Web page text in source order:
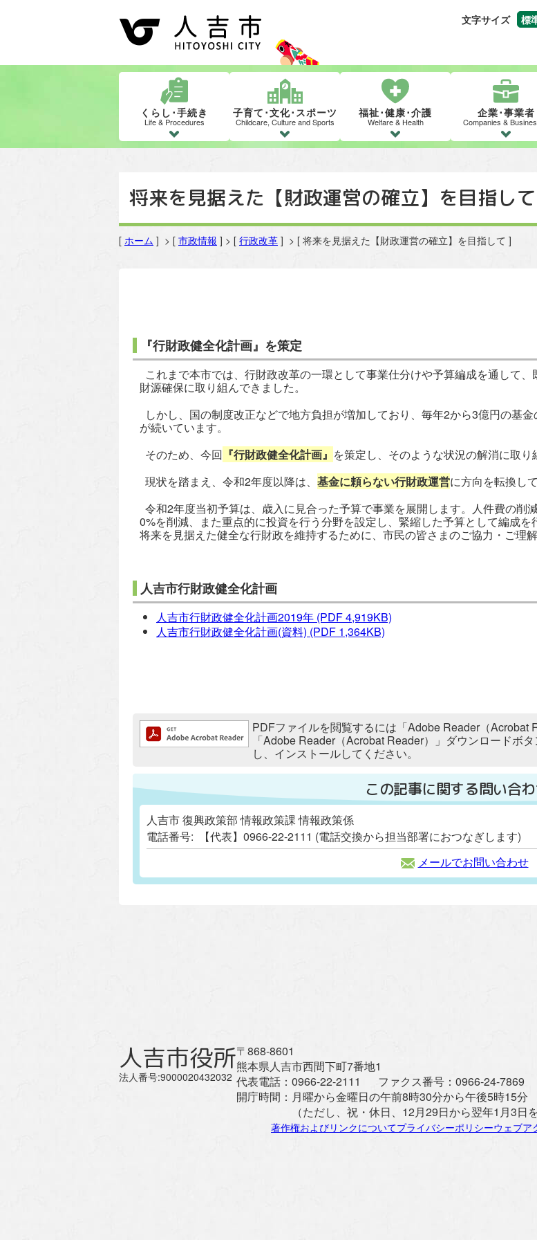
文字サイズ 標
文
くらし･手続き
Life & Procedures
子育て･文化･スポーツ
Childcare, Culture and Sports
福祉･健康･介護
Welfare & Health
企業･事業者
Companies &
将来を見据えた【財政運営の確立】を目指して
[ ホーム ] > [ 市政情報 ] > [ 行政改革 ] > [ 将来を見据えた【財政運営の確立】を目指して ]
『行財政健全化計画』を策定
これまで本市では、行財政改革の一環として事業仕分けや予算編成を通して
財源確保に取り組んできました。
しかし、国の制度改正などで地方負担が増加しており、毎年2から3億円の基
が続いています。
そのため、今回 『行財政健全化計画』 を策定し、そのような状況の解消に取り
現状を踏まえ、令和2年度以降は、 基金に頼らない行財政運営に方向を転換し
令和2年度当初予算は、歳入に見合った予算で事業を展開します。人件費の削
0%を削減、また重点的に投資を行う分野を設定し、緊縮した予算として編成を
将来を見据えた健全な行財政を維持するために、市民の皆さまのご協力・ご理解
人吉市行財政健全化計画
人吉市行財政健全化計画2019年 (PDF 4,919KB)
人吉市行財政健全化計画(資料) (PDF 1,364KB)
追加情報：PDFファイルPDFファイルを閲覧するには「Adobe Reader（
「Adobe Reader（Acrobat Reader）」ダウンロードボ
し、インストールしてください。
この記事に関する問い合
人吉市 復興政策部 情報政策課 情報政策係
電話番号:
【代表】0966-22-2111 (電話交換から担当部署におつなぎします)
メールでお問い合わせ
人吉市役所
法人番号:9000020432032
〒868-8601
熊本県人吉市西間下町7番地1
代表電話： 0966-22-2111 ファクス番号： 0966-24-7869
開庁時間： 月曜から金曜日の午前8時30分から午後5時15分
（ただし、祝・休日、12月29日から翌年1月3日
著作権およびリンクについてプライバシーポリシーウェブア